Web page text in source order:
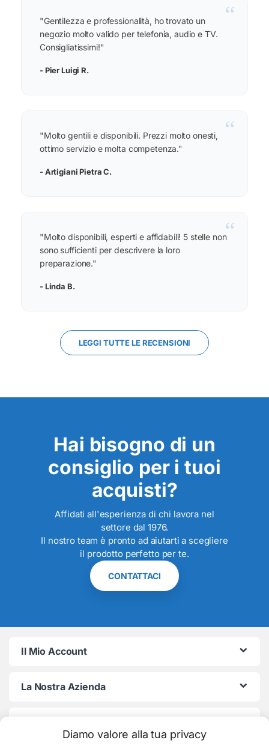
Diamo valore alla tua privacy
“
"Gentilezza e professionalità, ho trovato un
negozio molto valido per telefonia, audio e TV.
Consigliatissimi!"
- Pier Luigi R.
“
"Molto gentili e disponibili. Prezzi molto onesti,
ottimo servizio e molta competenza."
- Artigiani Pietra C.
“
"Molto disponibili, esperti e affidabili! 5 stelle non
sono sufficienti per descrivere la loro
preparazione."
- Linda B.
LEGGI TUTTE LE RECENSIONI
Hai bisogno di un
consiglio per i tuoi
acquisti?
Affidati all'esperienza di chi lavora nel
settore dal 1976.
Il nostro team è pronto ad aiutarti a scegliere
il prodotto perfetto per te.
CONTATTACI
Il Mio Account
La Nostra Azienda